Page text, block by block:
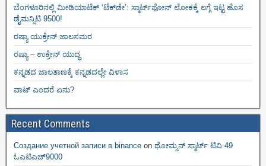
ಬೆಂಗಳೂರಿನಲ್ಲಿ ಮೀಡಿಯಾಟೆಕ್‌ ‘ಟೆಕ್‌ಡೇ’: ಸ್ಮಾರ್ಟ್‌ಫೋನ್ ಲೋಕಕ್ಕೆ ಲಗ್ಗೆ ಇಟ್ಟ ಹೊಸ
ಡೈಮನ್ಸಿಟಿ 9500!
ರಷ್ಯಾ ಯುಕ್ರೇನ್ ಜಾಲಸಮರ
ರಷ್ಯಾ – ಉಕ್ರೇನ್ ಯುದ್ಧ
ಕನ್ನಡದ ಜಾಲತಾಣಕ್ಕೆ ಕನ್ನಡದಲ್ಲೇ ವಿಳಾಸ
ವಾಟ್ ಎಂದರೆ ಏನು?
Recent Comments
Создание учетной записи в binance on ಥೋಮ್ಸನ್ ಸ್ಮಾರ್ಟ್‌ ಟಿವಿ 49
ಓಎಟಿಎಚ್9000